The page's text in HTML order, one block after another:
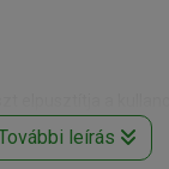
leírás